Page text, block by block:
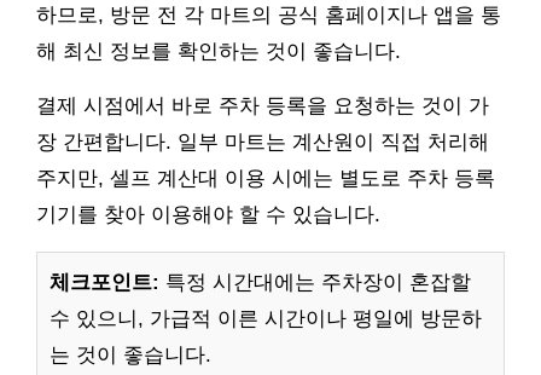
하므로, 방문 전 각 마트의 공식 홈페이지나 앱을 통
해 최신 정보를 확인하는 것이 좋습니다.
결제 시점에서 바로 주차 등록을 요청하는 것이 가
장 간편합니다. 일부 마트는 계산원이 직접 처리해
주지만, 셀프 계산대 이용 시에는 별도로 주차 등록
기기를 찾아 이용해야 할 수 있습니다.
체크포인트: 특정 시간대에는 주차장이 혼잡할
수 있으니, 가급적 이른 시간이나 평일에 방문하
는 것이 좋습니다.